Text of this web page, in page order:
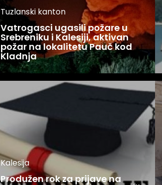
Tuzlanski kanton
Vatrogasci ugasili požare u
Srebreniku i Kalesiji, aktivan
požar na lokalitetu Pauč kod
Kladnja
Kalesija
Produžen rok za prijave na